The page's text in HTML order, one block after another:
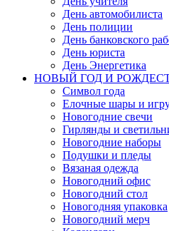
День автомобилиста
День полиции
День банковского
День юриста
День Энергетика
НОВЫЙ ГОД И
Символ года
Елочные шары и
Новогодние свечи
Гирлянды и
Новогодние наборы
Подушки и пледы
Вязаная одежда
Новогодний офис
Новогодний стол
Новогодняя упаковка
Новогодний мерч